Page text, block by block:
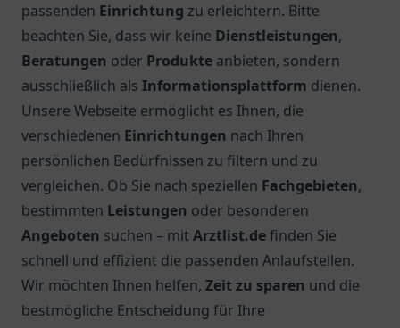
passenden Einrichtung zu erleichtern. Bitte
beachten Sie, dass wir keine Dienstleistungen,
Beratungen oder Produkte anbieten, sondern
ausschließlich als Informationsplattform dienen.
Unsere Webseite ermöglicht es Ihnen, die
verschiedenen Einrichtungen nach Ihren
persönlichen Bedürfnissen zu filtern und zu
vergleichen. Ob Sie nach speziellen Fachgebieten,
bestimmten Leistungen oder besonderen
Angeboten suchen – mit Arztlist.definden Sie
schnell und effizient die passenden Anlaufstellen.
Wir möchten Ihnen helfen, Zeit zu sparen und die
bestmögliche Entscheidung für Ihre